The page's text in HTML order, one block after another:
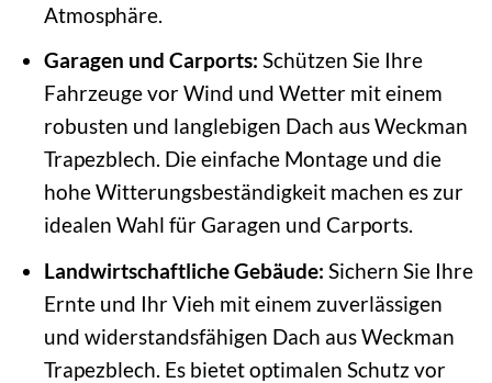
Atmosphäre.
Garagen und Carports: Schützen Sie Ihre
Fahrzeuge vor Wind und Wetter mit einem
robusten und langlebigen Dach aus Weckman
Trapezblech. Die einfache Montage und die
hohe Witterungsbeständigkeit machen es zur
idealen Wahl für Garagen und Carports.
Landwirtschaftliche Gebäude: Sichern Sie Ihre
Ernte und Ihr Vieh mit einem zuverlässigen
und widerstandsfähigen Dach aus Weckman
Trapezblech. Es bietet optimalen Schutz vor